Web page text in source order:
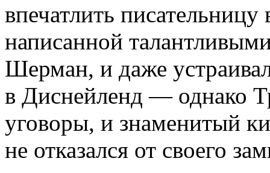
впечатлить
написанной
Шерман, и даже
в Диснейленд — однако
уговоры, и знаменитый
не отказался от своего